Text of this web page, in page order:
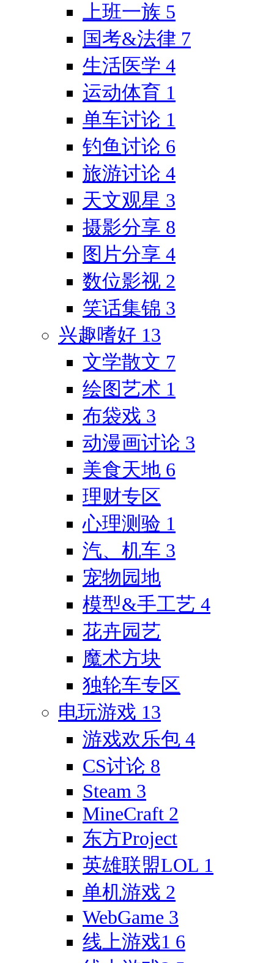
上班一族 5
国考&法律 7
生活医学 4
运动体育 1
单车讨论 1
钓鱼讨论 6
旅游讨论 4
天文观星 3
摄影分享 8
图片分享 4
数位影视 2
笑话集锦 3
兴趣嗜好 13
文学散文 7
绘图艺术 1
布袋戏 3
动漫画讨论 3
美食天地 6
理财专区
心理测验 1
汽、机车 3
宠物园地
模型&手工艺 4
花卉园艺
魔术方块
独轮车专区
电玩游戏 13
游戏欢乐包 4
CS讨论 8
Steam 3
MineCraft 2
东方Project
英雄联盟LOL 1
单机游戏 2
WebGame 3
线上游戏1 6